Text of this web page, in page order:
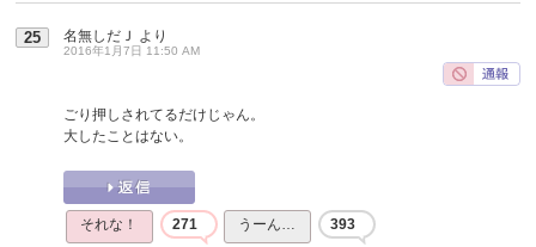
25 名無しだＪ より
2016年1月7日 11:50 AM
ごり押しされてるだけじゃん。
大したことはない。
それな！ 271 うーん… 393